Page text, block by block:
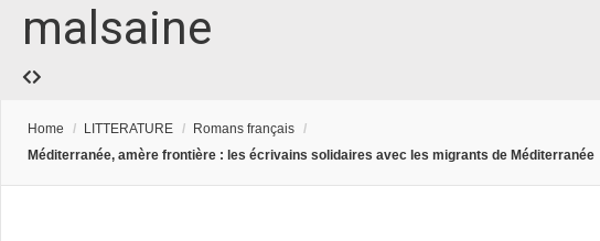
malsaine
Home / LITTERATURE / Romans français /
Méditerranée, amère frontière : les écrivains solidaires avec les migrants de Méditerranée